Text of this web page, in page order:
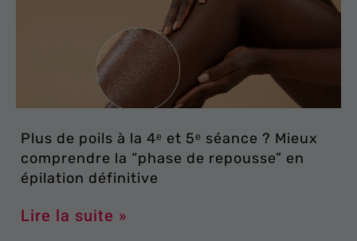
Plus de poils à la 4ᵉ et 5ᵉ séance ? Mieux
comprendre la “phase de repousse” en
épilation définitive
Lire la suite »